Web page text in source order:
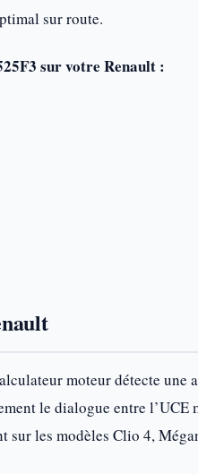
sur route.
sur votre Renault :
moteur détecte une
le dialogue entre
les modèles Clio 4,